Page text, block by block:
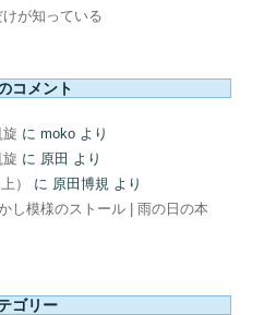
が知っている
コメント
に moko より
に 原田 より
）
に 原田博規 より
し模様のストール | 雨の日の本
ゴリー